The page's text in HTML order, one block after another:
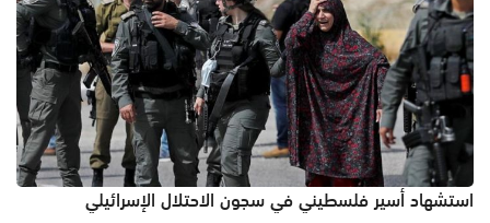
استشهاد أسير فلسطيني في سجون الاحتلال الإسرائيلي